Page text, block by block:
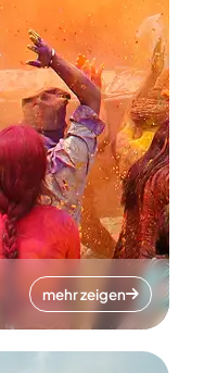
mehr zeigen